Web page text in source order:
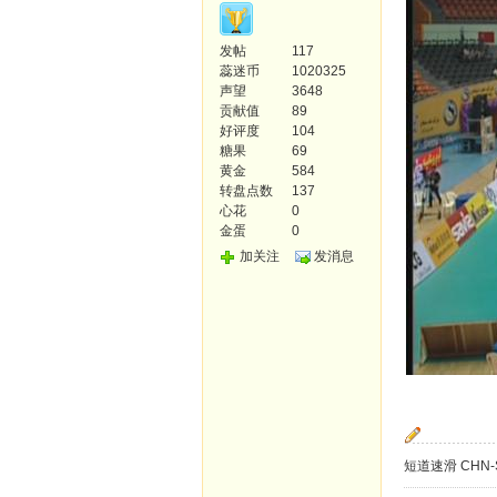
发帖
117
蕊迷币
1020325
声望
3648
贡献值
89
好评度
104
糖果
69
黄金
584
转盘点数
137
心花
0
金蛋
0
加关注
发消息
短道速滑 CHN-